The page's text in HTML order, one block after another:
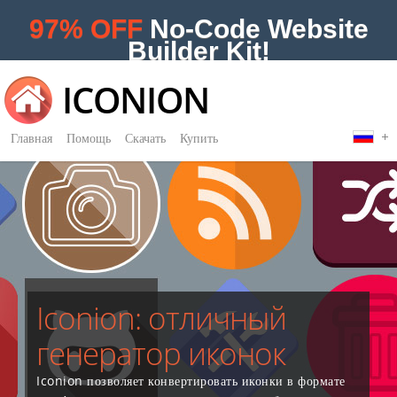
ICONION
Главная Помощь Скачать Купить
Iconion: отличный
генератор иконок
Iconion позволяет конвертировать иконки в формате
97% OFF No-Code Website
Builder Kit!